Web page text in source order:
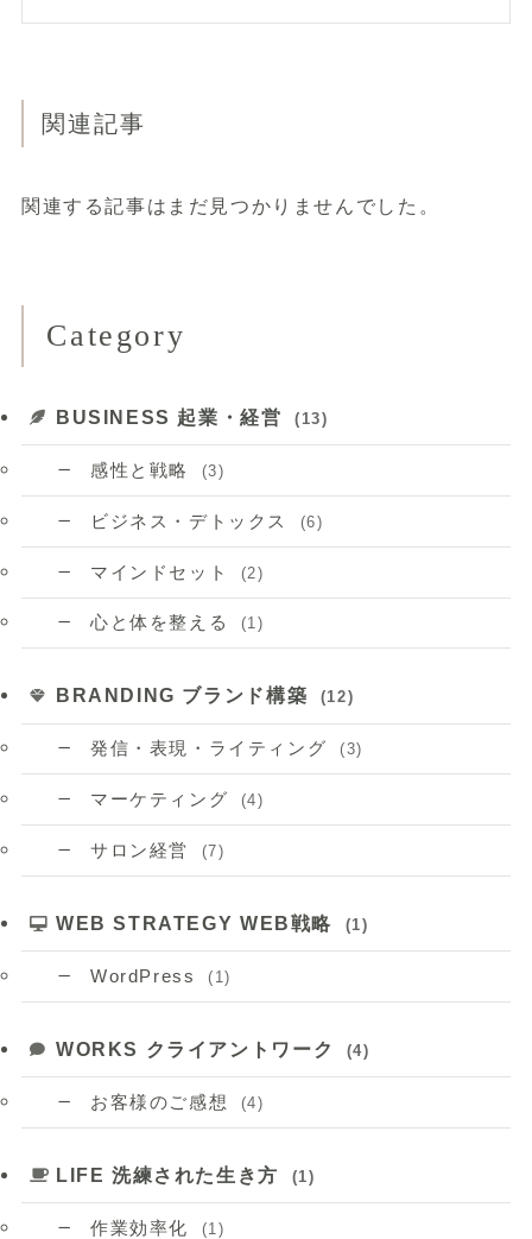
関連記事
関連する記事はまだ見つかりませんでした。
Category
BUSINESS 起業・経営 (13)
感性と戦略 (3)
ビジネス・デトックス (6)
マインドセット (2)
心と体を整える (1)
BRANDING ブランド構築 (12)
発信・表現・ライティング (3)
マーケティング (4)
サロン経営 (7)
WEB STRATEGY WEB戦略 (1)
WordPress (1)
WORKS クライアントワーク (4)
お客様のご感想 (4)
LIFE 洗練された生き方 (1)
作業効率化 (1)